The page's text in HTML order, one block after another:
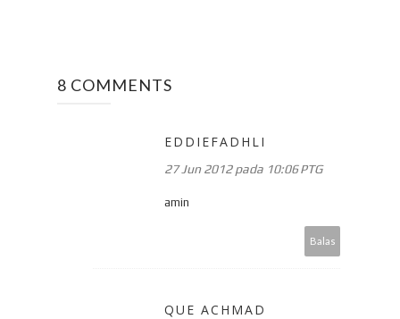
8 COMMENTS
EDDIEFADHLI
27 Jun 2012 pada 10:06 PTG
amin
Balas
QUE ACHMAD